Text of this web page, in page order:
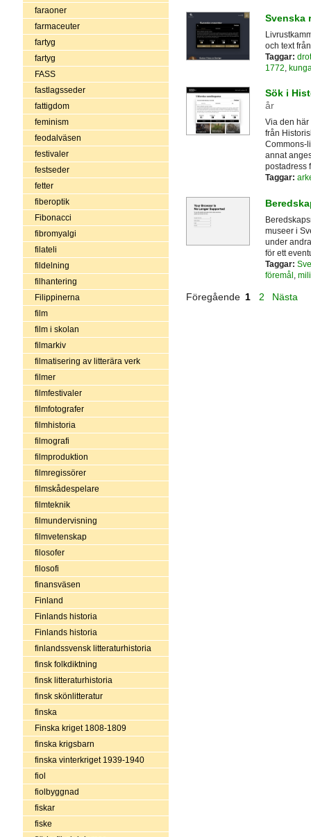
faraoner
farmaceuter
fartyg
fartyg
FASS
fastlagsseder
fattigdom
feminism
feodalväsen
festivaler
festseder
fetter
fiberoptik
Fibonacci
fibromyalgi
filateli
fildelning
filhantering
Filippinerna
film
film i skolan
filmarkiv
filmatisering av litterära verk
filmer
filmfestivaler
filmfotografer
filmhistoria
filmografi
filmproduktion
filmregissörer
filmskådespelare
filmteknik
filmundervisning
filmvetenskap
filosofer
filosofi
finansväsen
Finland
Finlands historia
Finlands historia
finlandssvensk litteraturhistoria
finsk folkdiktning
finsk litteraturhistoria
finsk skönlitteratur
finska
Finska kriget 1808-1809
finska krigsbarn
finska vinterkriget 1939-1940
fiol
fiolbyggnad
fiskar
fiske
Svenska
och text
Taggar:
1772,
Sök i
år
Via den här
från
Commons-
annat
postadress
Taggar:
museer i
under
för ett
Taggar:
föremål
Föregående 1 2 Nästa